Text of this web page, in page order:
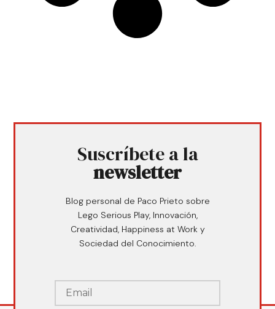
Suscríbete a la
newsletter
Blog personal de Paco Prieto sobre
Lego Serious Play, Innovación,
Creatividad, Happiness at Work y
Sociedad del Conocimiento.